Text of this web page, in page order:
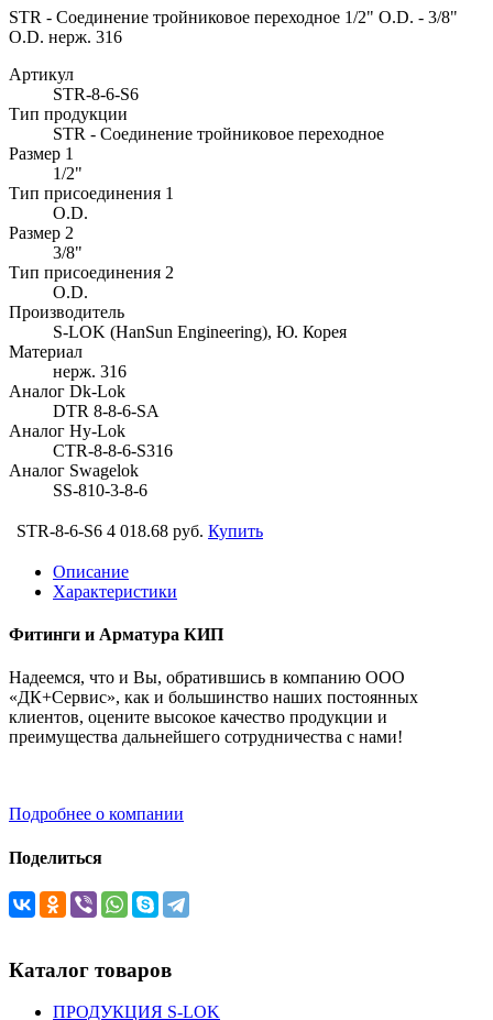
STR - Соединение тройниковое переходное 1/2" O.D. - 3/8"
O.D. нерж. 316
Артикул
STR-8-6-S6
Тип продукции
STR - Соединение тройниковое переходное
Размер 1
1/2"
Тип присоединения 1
O.D.
Размер 2
3/8"
Тип присоединения 2
O.D.
Производитель
S-LOK (HanSun Engineering), Ю. Корея
Материал
нерж. 316
Аналог Dk-Lok
DTR 8-8-6-SA
Аналог Hy-Lok
CTR-8-8-6-S316
Аналог Swagelok
SS-810-3-8-6
STR-8-6-S6 4 018.68 руб. Купить
Описание
Характеристики
Фитинги и Арматура КИП
Надеемся, что и Вы, обратившись в компанию ООО
«ДК+Сервис», как и большинство наших постоянных
клиентов, оцените высокое качество продукции и
преимущества дальнейшего сотрудничества с нами!
Подробнее о компании
Поделиться
Каталог товаров
ПРОДУКЦИЯ S-LOK